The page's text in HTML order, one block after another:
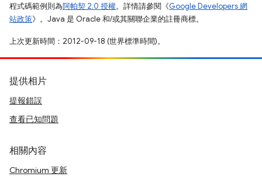
程式碼範例則為阿帕契 2.0 授權。詳情請參閱《Google Developers 網
站政策》。Java 是 Oracle 和/或其關聯企業的註冊商標。
上次更新時間：2012-09-18 (世界標準時間)。
提供相片
提報錯誤
查看已知問題
相關內容
Chromium 更新